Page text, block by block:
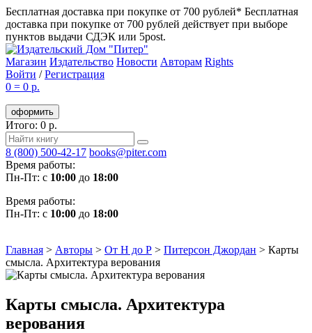
Бесплатная доставка при покупке от 700 рублей* Бесплатная
доставка при покупке от 700 рублей действует при выборе
пунктов выдачи СДЭК или 5post.
Магазин Издательство Новости Авторам Rights
Войти /Регистрация
0 = 0 р.
оформить
Итого: 0 р.
8 (800) 500-42-17 books@piter.com
Время работы:
Пн-Пт: с 10:00 до 18:00
Время работы:
Пн-Пт: с 10:00 до 18:00
Главная > Авторы > От Н до Р > Питерсон Джордан > Карты
смысла. Архитектура верования
Карты смысла. Архитектура
верования